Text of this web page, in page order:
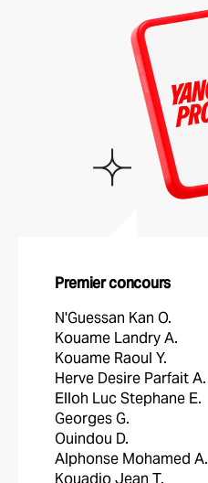
Premier concours
N'Guessan Kan O.
Kouame Landry A.
Kouame Raoul Y.
Herve Desire Parfait A.
Elloh Luc Stephane E.
Georges G.
Ouindou D.
Alphonse Mohamed A.
Kouadio Jean T.